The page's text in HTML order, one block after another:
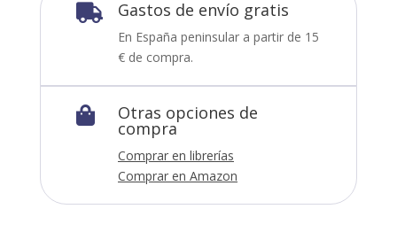
 Gastos de envío gratis
En España peninsular a partir de 15
€ de compra.
 Otras opciones de
compra
Comprar en librerías
Comprar en Amazon